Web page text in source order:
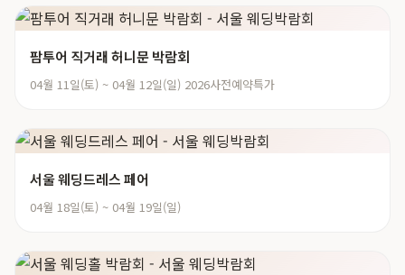
팜투어 직거래 허니문 박람회
04월 11일(토) ~ 04월 12일(일) 2026사전예약특가
서울 웨딩드레스 페어
04월 18일(토) ~ 04월 19일(일)